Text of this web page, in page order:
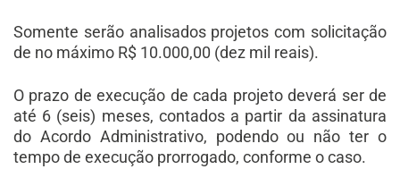
Somente serão analisados projetos com solicitação
de no máximo R$ 10.000,00 (dez mil reais).
O prazo de execução de cada projeto deverá ser de
até 6 (seis) meses, contados a partir da assinatura
do Acordo Administrativo, podendo ou não ter o
tempo de execução prorrogado, conforme o caso.